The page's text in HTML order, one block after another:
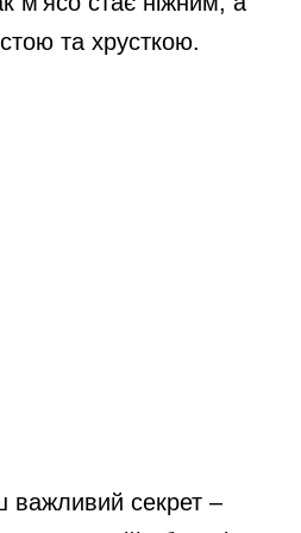
та хрусткою.
важливий секрет –